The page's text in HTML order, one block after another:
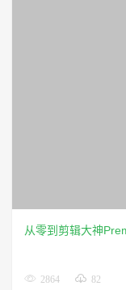
从零到剪辑大神
2864 82